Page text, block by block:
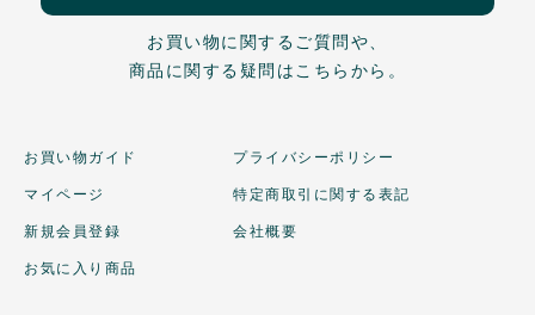
お買い物に関するご質問や、
商品に関する疑問はこちらから。
お買い物ガイド
マイページ
新規会員登録
お気に入り商品
プライバシーポリシー
特定商取引に関する表記
会社概要